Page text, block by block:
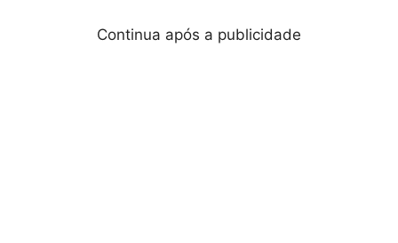
Continua após a publicidade